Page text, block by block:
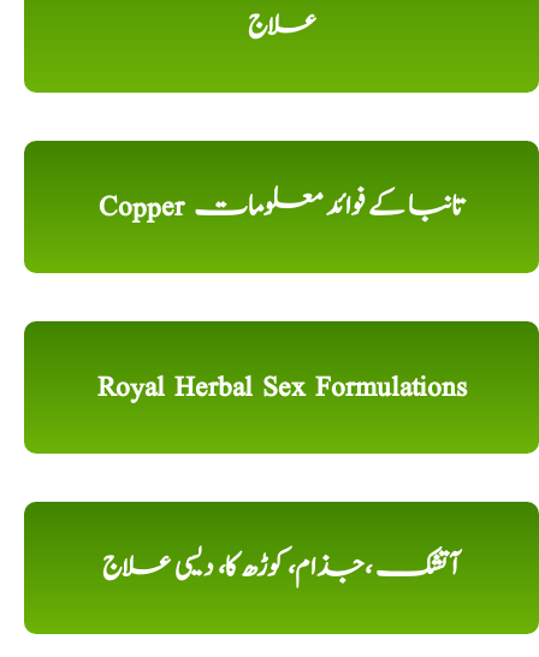
علاج
Copper تانبا کے فوائد معلومات
Royal Herbal Sex Formulations
آتشک ،جذام، کوڑھ کا، دیسی علاج